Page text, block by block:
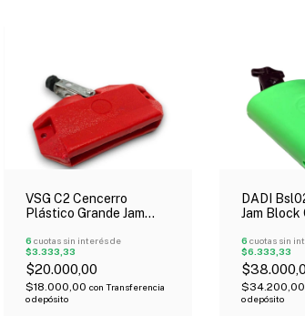
VSG C2 Cencerro
Plástico Grande Jam
6 cuotas sin interés de
$3.333,33
$20.000,00
$18.000,00 con Transferencia
o depósito
DADI
Jam Block
6 cuotas sin
$6.333,33
$34.200,00
o depósito